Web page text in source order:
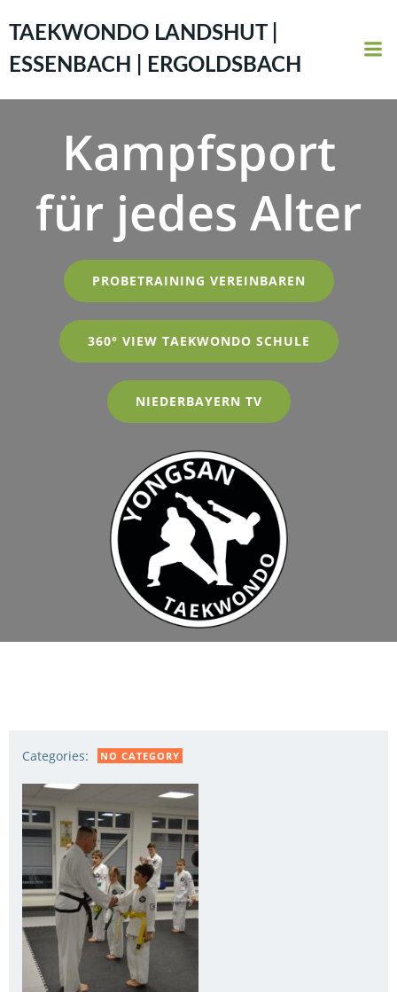
Inhalt
springen
TAEKWONDO LANDSHUT |
ESSENBACH | ERGOLDSBACH
Kampfsport
für jedes Alter
PROBETRAINING VEREINBAREN
360° VIEW TAEKWONDO SCHULE
NIEDERBAYERN TV
Categories: NO CATEGORY